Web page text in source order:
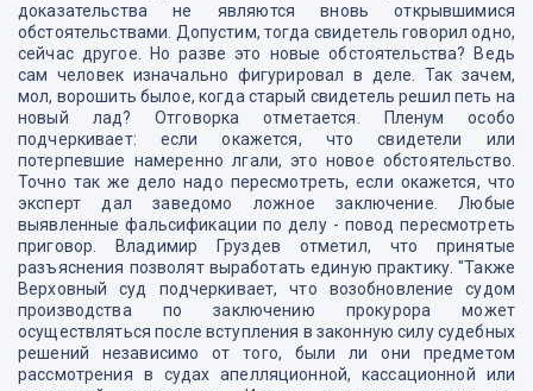
доказательства не являются вновь открывшимися
обстоятельствами. Допустим, тогда свидетель говорил одно,
сейчас другое. Но разве это новые обстоятельства? Ведь
сам человек изначально фигурировал в деле. Так зачем,
мол, ворошить былое, когда старый свидетель решил петь на
новый лад? Отговорка отметается. Пленум особо
подчеркивает: если окажется, что свидетели или
потерпевшие намеренно лгали, это новое обстоятельство.
Точно так же дело надо пересмотреть, если окажется, что
эксперт дал заведомо ложное заключение. Любые
выявленные фальсификации по делу - повод пересмотреть
приговор. Владимир Груздев отметил, что принятые
разъяснения позволят выработать единую практику. "Также
Верховный суд подчеркивает, что возобновление судом
производства по заключению прокурора может
осуществляться после вступления в законную силу судебных
решений независимо от того, были ли они предметом
рассмотрения в судах апелляционной, кассационной или